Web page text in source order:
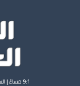
9:1 مساءً |